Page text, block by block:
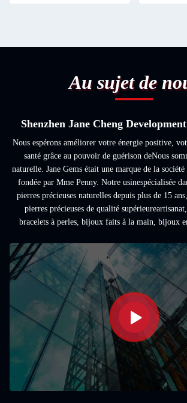
Au sujet de
Shenzhen Jane Cheng
Nous espérons améliorer votre énergie positive,
santé grâce au pouvoir de guérison deNous
naturelle. Jane Gems était une marque de la société
fondée par Mme Penny. Notre usinespécialisée
pierres précieuses naturelles depuis plus de 15
pierres précieuses de qualité
bracelets à perles, bijoux faits à la main, bijoux